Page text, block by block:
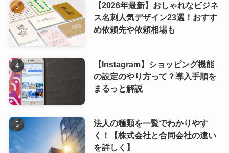
【2026年最新】おしゃれなビジネ
ス名刺人気デザイン23選！おすす
め依頼先や依頼相場も
【Instagram】ショッピング機能
の設定のやり方って？導入手順を
まるっと解説
法人の種類を一覧でわかりやす
く！【株式会社と合同会社の違い
を詳しく】